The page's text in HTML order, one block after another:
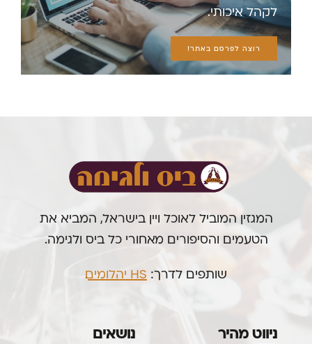
לקהל איכותי.
רוצה לפרסם באתר!
המגזין המוביל לאוכל ויין בישראל, המביא את
הטעמים והסיפורים מאחורי כל ביס ולגימה.
שותפים לדרך: HS יהלומים .
ניווט מהיר נושאים